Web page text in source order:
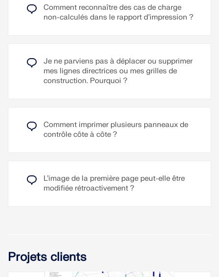
direction. Un cas d’application typique de la rose
des vents est la disponibilité de données de vent
par des bâtiments voisins ou le terrain.
Lire la suite
l’analyse ciblée d’aires partielles, à la vérification
des distributions de charge, à l’affichage des
Lire la suite
Comment reconnaître des cas de charge
non-calculés dans le rapport d’impression ?
Je ne parviens pas à déplacer ou supprimer
mes lignes directrices ou mes grilles de
construction. Pourquoi ?
Comment imprimer plusieurs panneaux de
contrôle côte à côte ?
L’image de la première page peut-elle être
modifiée rétroactivement ?
Projets clients